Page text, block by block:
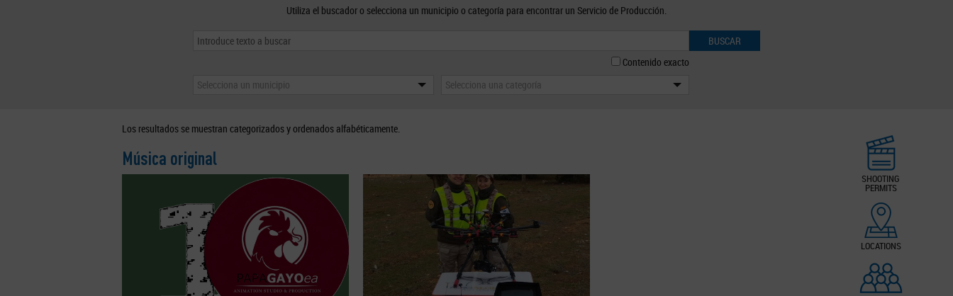
Utiliza el buscador o selecciona un municipio o categoría para encontrar un Servicio de Producción.
BUSCAR
Contenido exacto
Selecciona un municipio
Selecciona una categoría
SHOOTING
PERMITS
LOCATIONS
Los resultados se muestran categorizados y ordenados alfabéticamente.
Música original